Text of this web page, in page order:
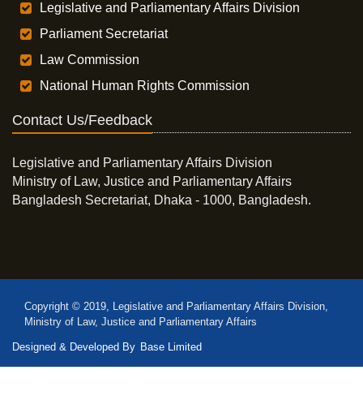
Legislative and Parliamentary Affairs Division
Parliament Secretariat
Law Commission
National Human Rights Commission
Contact Us/Feedback
Legislative and Parliamentary Affairs Division
Ministry of Law, Justice and Parliamentary Affairs
Bangladesh Secretariat, Dhaka - 1000, Bangladesh.
Copyright © 2019, Legislative and Parliamentary Affairs Division,
Ministry of Law, Justice and Parliamentary Affairs
Designed & Developed By Base Limited